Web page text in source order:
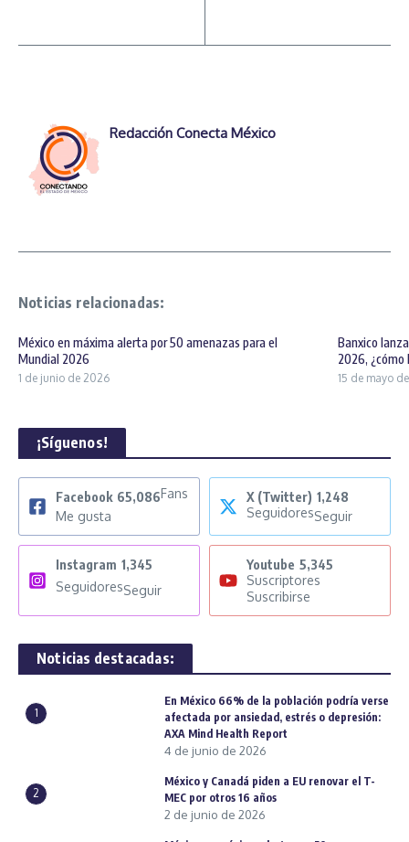
Redacción Conecta México
Noticias relacionadas:
México en máxima alerta por 50 amenazas para el
Mundial 2026
1 de junio de 2026
Banxico
2026, ¿cómo
15 de mayo
¡Síguenos!
Facebook 65,086Fans
Me gusta
X (Twitter) 1,248
SeguidoresSeguir
Instagram 1,345
SeguidoresSeguir
Youtube 5,345
Suscriptores
Suscribirse
Noticias destacadas:
1
En México 66% de la población podría verse
afectada por ansiedad, estrés o depresión:
AXA Mind Health Report
4 de junio de 2026
2
México y Canadá piden a EU renovar el T-
MEC por otros 16 años
2 de junio de 2026